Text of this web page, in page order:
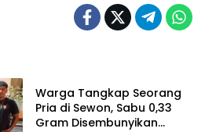
Warga Tangkap Seorang
Pria di Sewon, Sabu 0,33
Gram Disembunyikan